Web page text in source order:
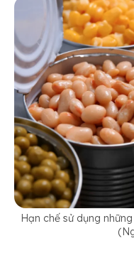
Hạn chế sử dụng